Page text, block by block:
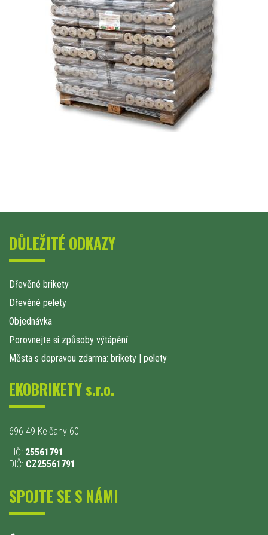
DŮLEŽITÉ ODKAZY
Dřevěné brikety
Dřevěné pelety
Objednávka
Porovnejte si způsoby výtápění
Města s dopravou zdarma: brikety | pelety
EKOBRIKETY s.r.o.
696 49 Kelčany 60
IČ: 25561791
DIČ: CZ25561791
SPOJTE SE S NÁMI